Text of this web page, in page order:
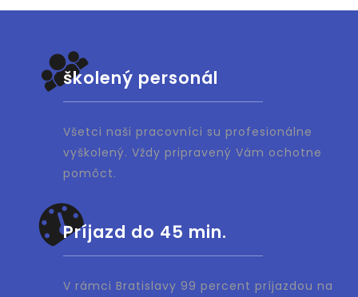
školený personál
Všetci naši pracovníci su profesionálne
vyškolený. Vždy pripravený Vám ochotne
pomôct.
Príjazd do 45 min.
V rámci Bratislavy 99 percent príjazdou na